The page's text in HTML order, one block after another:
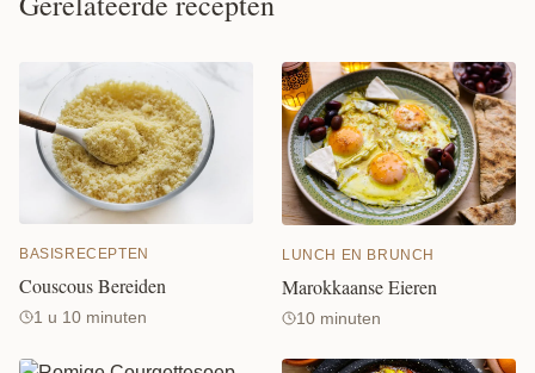
BASISRECEPTEN
Couscous Bereiden
1 u 10 minuten
LUNCH EN BRUNCH
Marokkaanse Eieren
10 minuten